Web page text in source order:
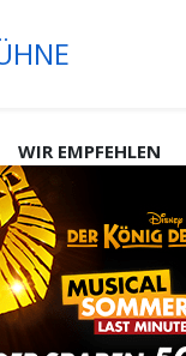
WIR EMPFEHLEN